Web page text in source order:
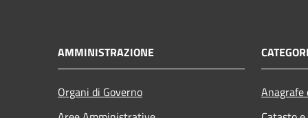
AMMINISTRAZIONE
Organi di Governo